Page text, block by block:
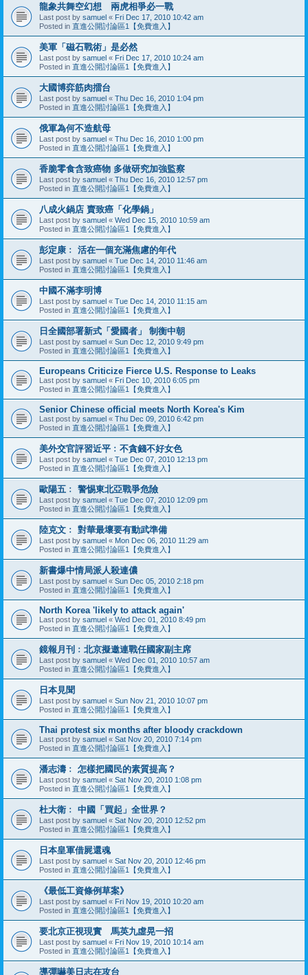
龍象共舞空幻想 兩虎相爭必一戰
Last post by samuel « Fri Dec 17, 2010 10:42 am
Posted in 直進公開討論區1【免費進入】
美軍「磁石戰術」是必然
Last post by samuel « Fri Dec 17, 2010 10:24 am
Posted in 直進公開討論區1【免費進入】
大國博弈筋肉擂台
Last post by samuel « Thu Dec 16, 2010 1:04 pm
Posted in 直進公開討論區1【免費進入】
俄軍為何不造航母
Last post by samuel « Thu Dec 16, 2010 1:00 pm
Posted in 直進公開討論區1【免費進入】
香脆零食含致癌物 多做研究加強監察
Last post by samuel « Thu Dec 16, 2010 12:57 pm
Posted in 直進公開討論區1【免費進入】
八成火鍋店 賣致癌「化學鍋」
Last post by samuel « Wed Dec 15, 2010 10:59 am
Posted in 直進公開討論區1【免費進入】
彭定康﹕ 活在一個充滿焦慮的年代
Last post by samuel « Tue Dec 14, 2010 11:46 am
Posted in 直進公開討論區1【免費進入】
中國不滿李明博
Last post by samuel « Tue Dec 14, 2010 11:15 am
Posted in 直進公開討論區1【免費進入】
日全國部署新式「愛國者」 制衡中朝
Last post by samuel « Sun Dec 12, 2010 9:49 pm
Posted in 直進公開討論區1【免費進入】
Europeans Criticize Fierce U.S. Response to Leaks
Last post by samuel « Fri Dec 10, 2010 6:05 pm
Posted in 直進公開討論區1【免費進入】
Senior Chinese official meets North Korea's Kim
Last post by samuel « Thu Dec 09, 2010 6:42 pm
Posted in 直進公開討論區1【免費進入】
美外交官評習近平﹕不貪錢不好女色
Last post by samuel « Tue Dec 07, 2010 12:13 pm
Posted in 直進公開討論區1【免費進入】
歐陽五﹕ 警惕東北亞戰爭危險
Last post by samuel « Tue Dec 07, 2010 12:09 pm
Posted in 直進公開討論區1【免費進入】
陸克文﹕ 對華最壞要有動武準備
Last post by samuel « Mon Dec 06, 2010 11:29 am
Posted in 直進公開討論區1【免費進入】
新書爆中情局派人殺連儂
Last post by samuel « Sun Dec 05, 2010 2:18 pm
Posted in 直進公開討論區1【免費進入】
North Korea 'likely to attack again'
Last post by samuel « Wed Dec 01, 2010 8:49 pm
Posted in 直進公開討論區1【免費進入】
鏡報月刊﹕北京擬邀連戰任國家副主席
Last post by samuel « Wed Dec 01, 2010 10:57 am
Posted in 直進公開討論區1【免費進入】
日本見聞
Last post by samuel « Sun Nov 21, 2010 10:07 pm
Posted in 直進公開討論區1【免費進入】
Thai protest six months after bloody crackdown
Last post by samuel « Sat Nov 20, 2010 7:14 pm
Posted in 直進公開討論區1【免費進入】
潘志濤﹕ 怎樣把國民的素質提高？
Last post by samuel « Sat Nov 20, 2010 1:08 pm
Posted in 直進公開討論區1【免費進入】
杜大衛﹕ 中國「買起」全世界？
Last post by samuel « Sat Nov 20, 2010 12:52 pm
Posted in 直進公開討論區1【免費進入】
日本皇軍借屍還魂
Last post by samuel « Sat Nov 20, 2010 12:46 pm
Posted in 直進公開討論區1【免費進入】
《最低工資條例草案》
Last post by samuel « Fri Nov 19, 2010 10:20 am
Posted in 直進公開討論區1【免費進入】
要北京正視現實 馬英九虛晃一招
Last post by samuel « Fri Nov 19, 2010 10:14 am
Posted in 直進公開討論區1【免費進入】
導彈嚇美日志在攻台